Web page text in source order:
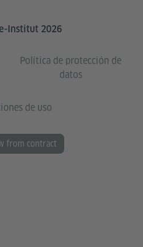
Institut 2026
Política de protección de
datos
de uso
from contract